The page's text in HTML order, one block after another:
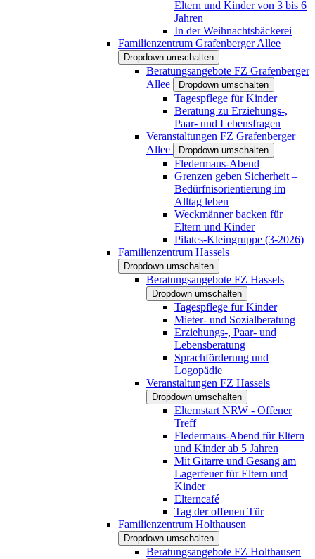
Eltern und Kinder von 3 bis 6
Jahren
In der Weihnachtsbäckerei
Familienzentrum Grafenberger Allee
Dropdown umschalten
Beratungsangebote FZ Grafenberger
Allee
Dropdown umschalten
Tagespflege für Kinder
Beratung zu Erziehungs-,
Paar- und Lebensfragen
Veranstaltungen FZ Grafenberger
Allee
Dropdown umschalten
Fledermaus-Abend
Grenzen geben Sicherheit –
Bedürfnisorientierung im
Alltag leben
Weckmänner backen für
Eltern und Kinder
Pilates-Kleingruppe (3-2026)
Familienzentrum Hassels
Dropdown umschalten
Beratungsangebote FZ Hassels
Dropdown umschalten
Tagespflege für Kinder
Mieter- und Sozialberatung
Erziehungs-, Paar- und
Lebensberatung
Sprachförderung und
Logopädie
Veranstaltungen FZ Hassels
Dropdown umschalten
Elternstart NRW - Offener
Treff
Fledermaus-Abend für Eltern
und Kinder ab 5 Jahren
Mit Gitarre und Gesang am
Lagerfeuer für Eltern und
Kinder
Elterncafé
Tag der offenen Tür
Familienzentrum Holthausen
Dropdown umschalten
Beratungsangebote FZ Holthausen